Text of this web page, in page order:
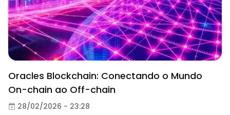
Oracles Blockchain: Conectando o Mundo
On-chain ao Off-chain
28/02/2026 - 23:28